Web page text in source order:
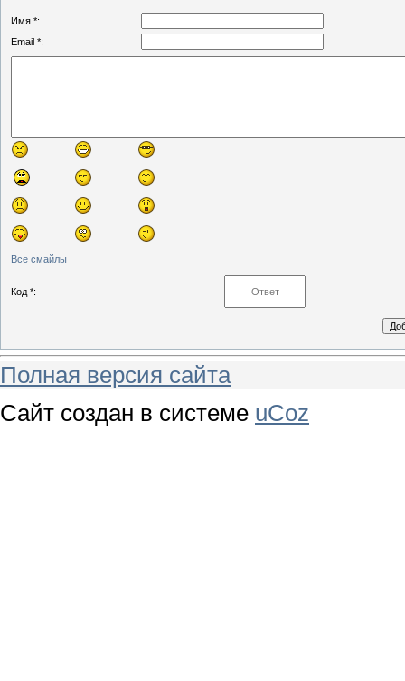
Имя *:
Email *:
Все смайлы
Код *:
Полная версия сайта
Сайт создан в системе uCoz